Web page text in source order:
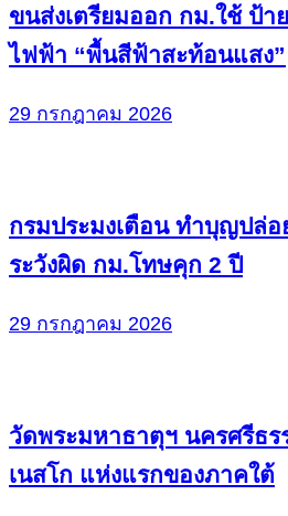
ขนส่งเตรียมออก กม.ใช้ ป้า
ไฟฟ้า “พื้นสีฟ้าสะท้อนแสง”
29 กรกฎาคม 2026
กรมประมงเตือน ทำบุญปล่
ระวังผิด กม.โทษคุก 2 ปี
29 กรกฎาคม 2026
วัดพระมหาธาตุฯ นครศรีธร
เนสโก แห่งแรกของภาคใต้